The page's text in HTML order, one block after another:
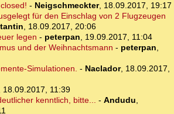
- Neigschmeckter, 18.09.2017, 19:17
für den Einschlag von 2 Flugzeugen
, 18.09.2017, 20:06
legen - peterpan, 19.09.2017, 11:04
und der Weihnachtsmann - peterpan,
Simulationen. - Naclador, 18.09.2017,
18.09.2017, 11:39
kenntlich, bitte... - Andudu,